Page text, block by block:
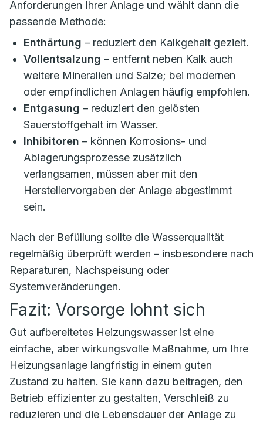
Anforderungen Ihrer Anlage und wählt dann die
passende Methode:
Enthärtung – reduziert den Kalkgehalt gezielt.
Vollentsalzung – entfernt neben Kalk auch
weitere Mineralien und Salze; bei modernen
oder empfindlichen Anlagen häufig empfohlen.
Entgasung – reduziert den gelösten
Sauerstoffgehalt im Wasser.
Inhibitoren – können Korrosions- und
Ablagerungsprozesse zusätzlich
verlangsamen, müssen aber mit den
Herstellervorgaben der Anlage abgestimmt
sein.
Nach der Befüllung sollte die Wasserqualität
regelmäßig überprüft werden – insbesondere nach
Reparaturen, Nachspeisung oder
Systemveränderungen.
Fazit: Vorsorge lohnt sich
Gut aufbereitetes Heizungswasser ist eine
einfache, aber wirkungsvolle Maßnahme, um Ihre
Heizungsanlage langfristig in einem guten
Zustand zu halten. Sie kann dazu beitragen, den
Betrieb effizienter zu gestalten, Verschleiß zu
reduzieren und die Lebensdauer der Anlage zu